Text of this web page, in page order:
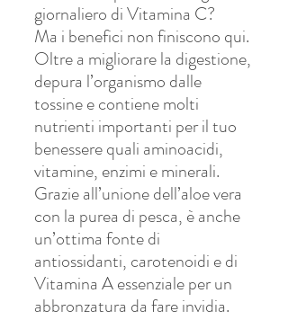
giornaliero di Vitamina C?
Ma i benefici non finiscono qui.
Oltre a migliorare la digestione,
depura l’organismo dalle
tossine e contiene molti
nutrienti importanti per il tuo
benessere quali aminoacidi,
vitamine, enzimi e minerali.
Grazie all’unione dell’aloe vera
con la purea di pesca, è anche
un’ottima fonte di
antiossidanti, carotenoidi e di
Vitamina A essenziale per un
abbronzatura da fare invidia.